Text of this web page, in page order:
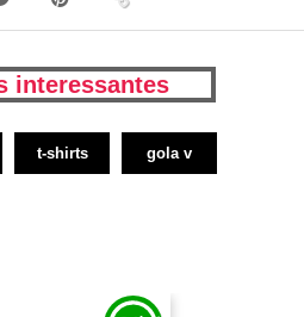
interessantes
t-shirts gola v